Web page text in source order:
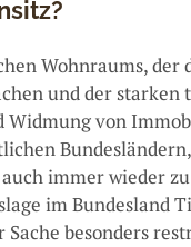
Wohnraums, der
und der
Widmung von
immer wieder
im Bundesland
besonders